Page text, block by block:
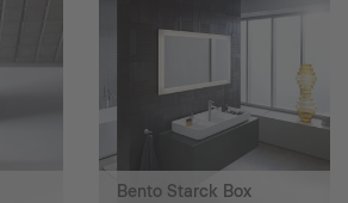
Bento Starck Box